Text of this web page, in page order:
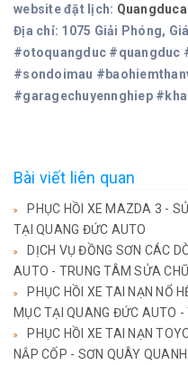
website đặt lịch:
Địa chỉ: 1075 Giải Phóng,
#otoquangduc #quangduc
#sondoimau
#garagechuyennghiep
Bài viết liên quan
PHỤC HỒI XE MAZDA 3 -
TẠI QUANG ĐỨC AUTO
DỊCH VỤ ĐỒNG SƠN CÁC
AUTO - TRUNG TÂM SỬA
PHỤC HỒI XE TAI NẠN NỔ
MỤC TẠI QUANG ĐỨC AUTO
PHỤC HỒI XE TAI NẠN
NẮP CỐP - SƠN QUÂY